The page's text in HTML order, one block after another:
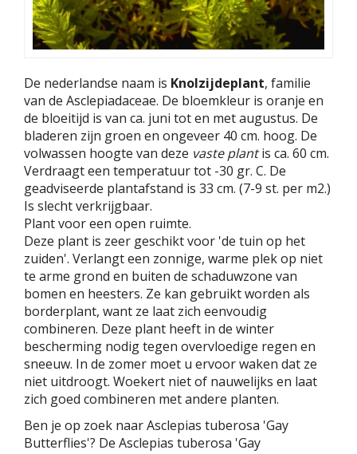
De nederlandse naam is Knolzijdeplant, familie
van de Asclepiadaceae. De bloemkleur is oranje en
de bloeitijd is van ca. juni tot en met augustus. De
bladeren zijn groen en ongeveer 40 cm. hoog. De
volwassen hoogte van deze vaste plantis ca. 60 cm.
Verdraagt een temperatuur tot -30 gr. C. De
geadviseerde plantafstand is 33 cm. (7-9 st. per m2.)
Is slecht verkrijgbaar.
Plant voor een open ruimte.
Deze plant is zeer geschikt voor 'de tuin op het
zuiden'. Verlangt een zonnige, warme plek op niet
te arme grond en buiten de schaduwzone van
bomen en heesters. Ze kan gebruikt worden als
borderplant, want ze laat zich eenvoudig
combineren. Deze plant heeft in de winter
bescherming nodig tegen overvloedige regen en
sneeuw. In de zomer moet u ervoor waken dat ze
niet uitdroogt. Woekert niet of nauwelijks en laat
zich goed combineren met andere planten.
Ben je op zoek naar Asclepias tuberosa 'Gay
Butterflies'? De Asclepias tuberosa 'Gay